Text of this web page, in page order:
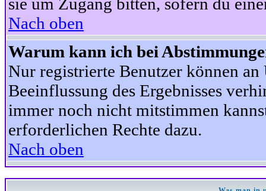
Nach oben
Warum kann ich bei
Nur registrierte Benutzer können
Beeinflussung des Ergebnisses
immer noch nicht mitstimmen
erforderlichen Rechte dazu.
Nach oben